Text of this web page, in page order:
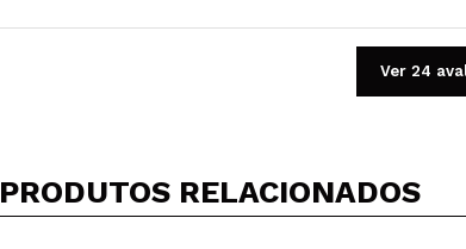
Ver 24
PRODUTOS RELACIONADOS